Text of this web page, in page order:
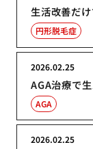
生活改善だ
円形脱毛症
AGA治療で
2026.02.25
AGA
2026.02.25